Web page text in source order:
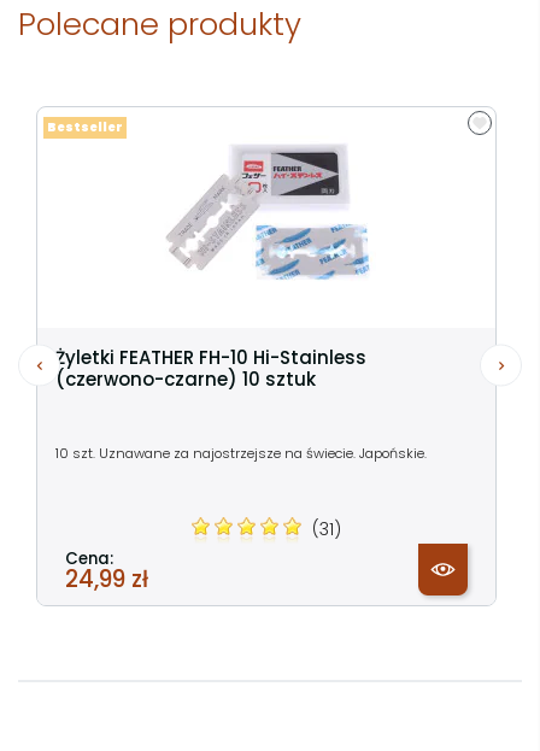
Polecane produkty
Żyletki FEATHER FH-10 Hi-Stainless
(czerwono-czarne) 10 sztuk
10 szt. Uznawane za najostrzejsze na świecie. Japońskie.
(31)
Cena:
24,99 zł
Bestseller